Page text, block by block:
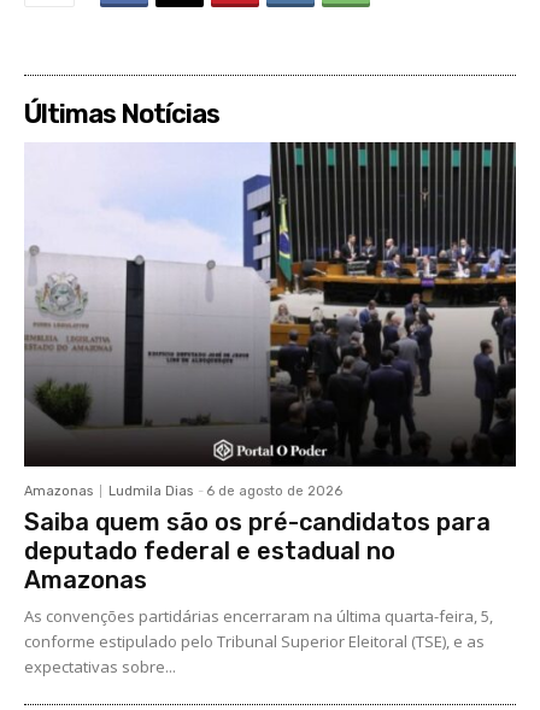
Últimas Notícias
Amazonas Ludmila Dias - 6 de agosto de 2026
Saiba quem são os pré-candidatos para
deputado federal e estadual no
Amazonas
As convenções partidárias encerraram na última quarta-feira, 5,
conforme estipulado pelo Tribunal Superior Eleitoral (TSE), e as
expectativas sobre...